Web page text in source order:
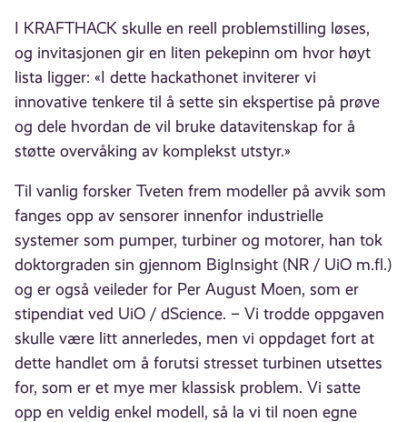
I KRAFTHACK skulle en reell problemstilling løses,
og invitasjonen gir en liten pekepinn om hvor høyt
lista ligger: «I dette hackathonet inviterer vi
innovative tenkere til å sette sin ekspertise på prøve
og dele hvordan de vil bruke datavitenskap for å
støtte overvåking av komplekst utstyr.»
Til vanlig forsker Tveten frem modeller på avvik som
fanges opp av sensorer innenfor industrielle
systemer som pumper, turbiner og motorer, han tok
doktorgraden sin gjennom BigInsight (NR / UiO m.fl.)
og er også veileder for Per August Moen, som er
stipendiat ved UiO / dScience. – Vi trodde oppgaven
skulle være litt annerledes, men vi oppdaget fort at
dette handlet om å forutsi stresset turbinen utsettes
for, som er et mye mer klassisk problem. Vi satte
opp en veldig enkel modell, så la vi til noen egne